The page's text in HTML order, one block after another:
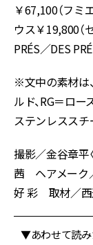
￥67,100（フミ
ウス￥19,800（
PRÉS／DES
※文中の素材は
ルド、RG＝ロー
ステンレススチ
撮影／金谷章平
茜 ヘアメーク
好 彩 取材／
▼あわせて読み